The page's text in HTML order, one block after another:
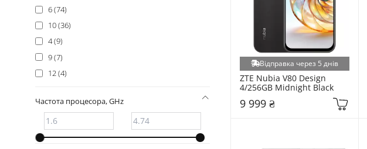
6 (74)
10 (36)
4 (9)
9 (7)
12 (4)
Частота процесора, GHz
Відправка через 5 днів
ZTE Nubia V80 Design
4/256GB Midnight Black
9 999 ₴